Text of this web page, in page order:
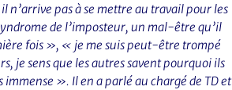
n’arrive pas à se mettre au travail pour les
de l’imposteur, un mal-être qu’il
fois », « je me suis peut-être trompé
je sens que les autres savent pourquoi ils
». Il en a parlé au chargé de TD et